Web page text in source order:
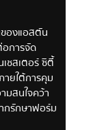
องแอสตัน
การจัด
ชสเตอร์ ซิตี้
ยใต้การคุม
มสนใจคว้า
กรักษาฟอร์ม